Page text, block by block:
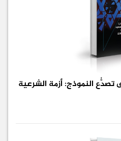
تصدُّع النموذج: أزمة الشرعية